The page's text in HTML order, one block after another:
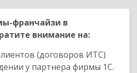
франчайзи в
внимание на:
(договоров ИТС)
у партнера фирмы 1С.